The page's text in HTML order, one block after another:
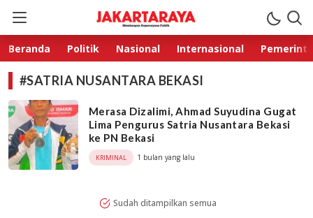
Jakarta Raya
Membangun Kepercayaan Publik
Beranda Politik Nasional Internasional
#SATRIA NUSANTARA BEKASI
Merasa Dizalimi, Ahmad Suyudina Gugat
Lima Pengurus Satria Nusantara Bekasi
ke PN Bekasi
KRIMINAL 1 bulan yang lalu
Sudah ditampilkan semua